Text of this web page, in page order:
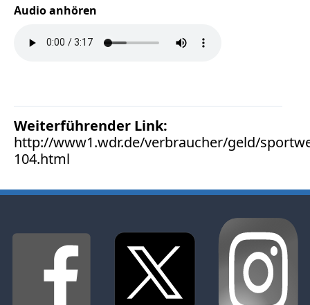
Audio anhören
Weiterführender Link:
http://www1.wdr.de/verbraucher/geld/
104.html
Ebay
Fotorecht
Internetrecht
Markenrecht
Meinungsfreiheit
Persönlichkeitsrecht
Sportwetten